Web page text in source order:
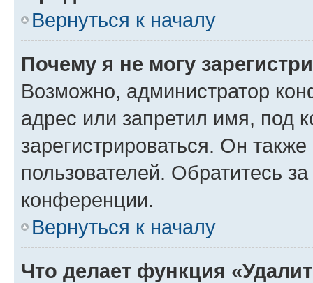
Вернуться к началу
Почему я не могу
Возможно, администратор
адрес или запретил имя, под
зарегистрироваться. Он
пользователей. Обратитесь
конференции.
Вернуться к началу
Что делает функция